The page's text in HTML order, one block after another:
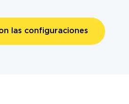
las configuraciones